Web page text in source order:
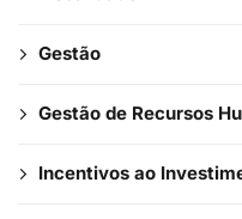
Gestão
Gestão de Recursos
Incentivos ao